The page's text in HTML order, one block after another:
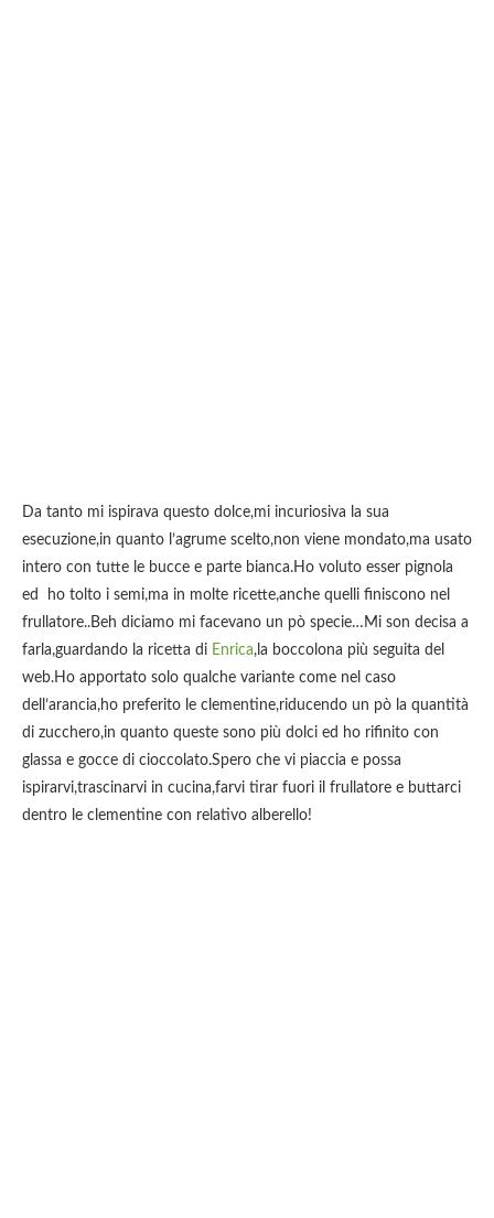
Da tanto mi ispirava questo dolce,mi incuriosiva la sua
esecuzione,in quanto l’agrume scelto,non viene mondato,ma usato
intero con tutte le bucce e parte bianca.Ho voluto esser pignola
ed ho tolto i semi,ma in molte ricette,anche quelli finiscono nel
frullatore..Beh diciamo mi facevano un pò specie…Mi son decisa a
farla,guardando la ricetta di Enrica,la boccolona più seguita del
web.Ho apportato solo qualche variante come nel caso
dell’arancia,ho preferito le clementine,riducendo un pò la quantità
di zucchero,in quanto queste sono più dolci ed ho rifinito con
glassa e gocce di cioccolato.Spero che vi piaccia e possa
ispirarvi,trascinarvi in cucina,farvi tirar fuori il frullatore e buttarci
dentro le clementine con relativo alberello!